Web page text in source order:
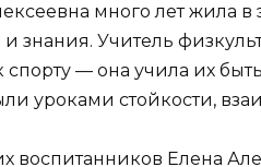
много лет жила
знания. Учитель
спорту — она учила их
уроками стойкости,
воспитанников Елена